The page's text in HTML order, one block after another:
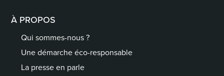
À PROPOS
Qui sommes-nous ?
Une démarche éco-responsable
La presse en parle